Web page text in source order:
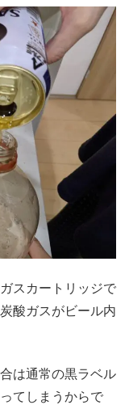
スカートリッジで
酸ガスがビール内
は通常の黒ラベル
てしまうからで